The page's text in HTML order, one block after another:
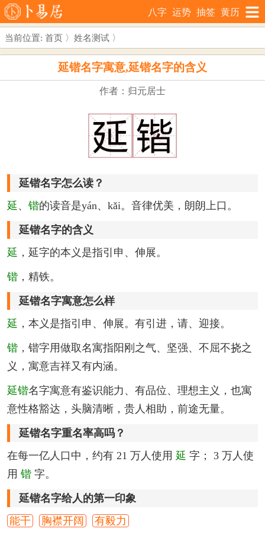
八字 运势 抽签 黄历
当前位置: 首页 〉 姓名测试 〉
延锴名字寓意,延锴名字的含义
作者：归元居士
延锴名字怎么读？
延 、 锴的读音是yán、kǎi。音律优美，朗朗上口。
延锴名字的含义
延 ，延字的本义是指引申、伸展。
锴 ，精铁。
延锴名字寓意怎么样
延 ，本义是指引申、伸展。有引进，请、迎接。
锴 ，锴字用做取名寓指阳刚之气、坚强、不屈不挠之
义，寓意吉祥又有内涵。
延锴名字寓意有鉴识能力、有品位、理想主义，也寓
意性格豁达，头脑清晰，贵人相助，前途无量。
延锴名字重名率高吗？
在每一亿人口中，约有 21 万人使用 延 字； 3 万人使
用 锴 字。
延锴名字给人的第一印象
能干
胸襟开阔 有毅力